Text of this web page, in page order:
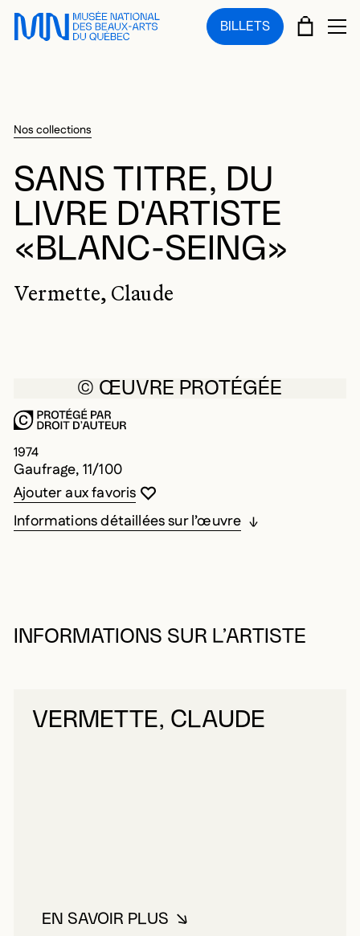
Sauter au menu principal
Sauter au contenu principal
Sauter au pied de page
BILLETS PANIER
Nos collections
SANS TITRE, DU
LIVRE D'ARTISTE
«BLANC-SEING»
Vermette, Claude
© ŒUVRE PROTÉGÉE
1974
Gaufrage, 11/100
Vous devez être connecté pour ajouter
Fermer la modale
Ouvrir la modale
Ajouter aux favoris
Informations détaillées sur l’œuvre
INFORMATIONS SUR L’ARTISTE
VERMETTE, CLAUDE
EN SAVOIR PLUSÀ PROPOS DE VERMETTE,